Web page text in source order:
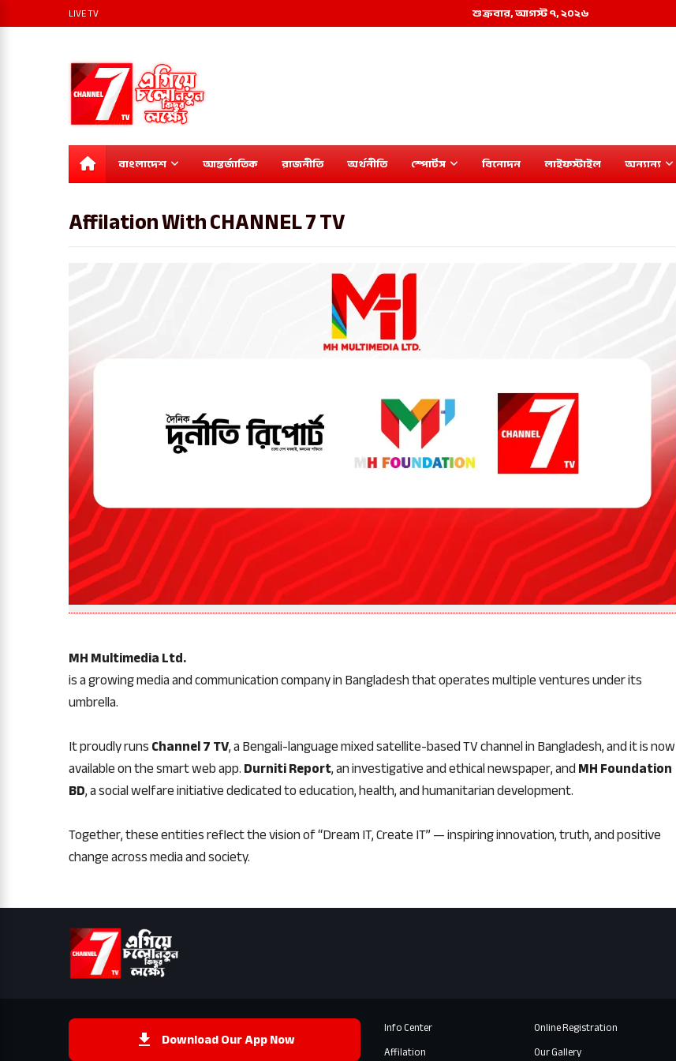
শুক্রবার, আগস্ট ৭, ২০২৬
LIVE TV
বাংলাদেশ আন্তর্জাতিক রাজনীতি অর্থনীতি স্পোর্টস বিনোদন লাইফস্টাইল অন্যান্য
Affilation With CHANNEL 7 TV
MH Multimedia Ltd.
is a growing media and communication company in Bangladesh that operates multiple ventures under its
umbrella.
It proudly runsChannel 7 TV, a Bengali-language mixed satellite-based TV channel in Bangladesh, and it is now
available on the smart web app.Durniti Report, an investigative and ethical newspaper, andMH Foundation
BD, a social welfare initiative dedicated to education, health, and humanitarian development.
Together, these entities reflect the vision of “Dream IT, Create IT” — inspiring innovation, truth, and positive
change across media and society.
Download Our App Now Info Center
Online Registration
Affilation
Our Gallery